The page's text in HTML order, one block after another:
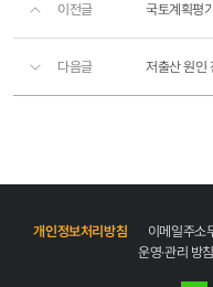
이전글
다음글 저출산 원인
개인정보처리방침 이메일주소
운영·관리 방침